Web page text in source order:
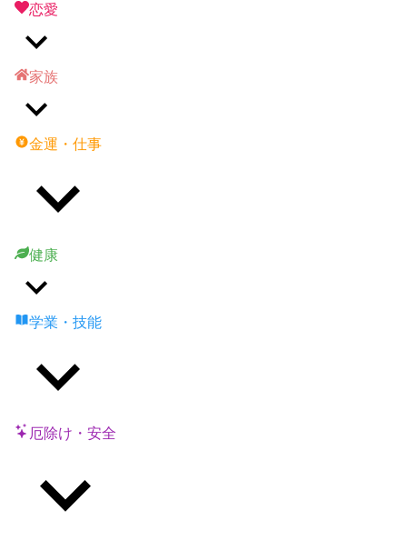
恋愛
家族
金運・仕事
健康
学業・技能
厄除け・安全